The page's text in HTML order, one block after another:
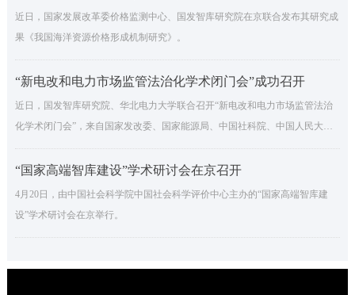
近日，国家发展改革委价格监测中心、国发智库研究院在京联合发布其研究成
果《我国海洋资源价格形成机制研究》。
“新电改和电力市场监管法治化学术闭门会”成功召开
近日，国发智库研究院、华北电力大学联合召开“新电改和电力市场监管法治
化学术闭门会”，来自国家发改委、国家能源局、中国社科院、中国人民大
学、国发智库研究院、华北电力大学、中国华能、山东泰开集团等领导、专
家、企业负责人就围绕我国电力能源市场监管法治化问题展开讨论。
“国家高端智库建设”学术研讨会在京召开
4月20日，由中国社会科学院中国社会科学评价中心主办的“国家高端智库建
设”学术研讨会在京举行。